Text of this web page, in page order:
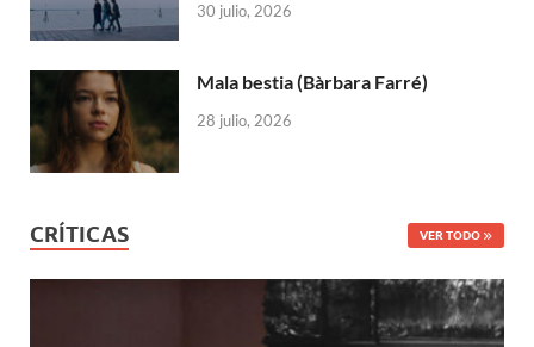
30 julio, 2026
Mala bestia (Bàrbara Farré)
28 julio, 2026
CRÍTICAS VER TODO